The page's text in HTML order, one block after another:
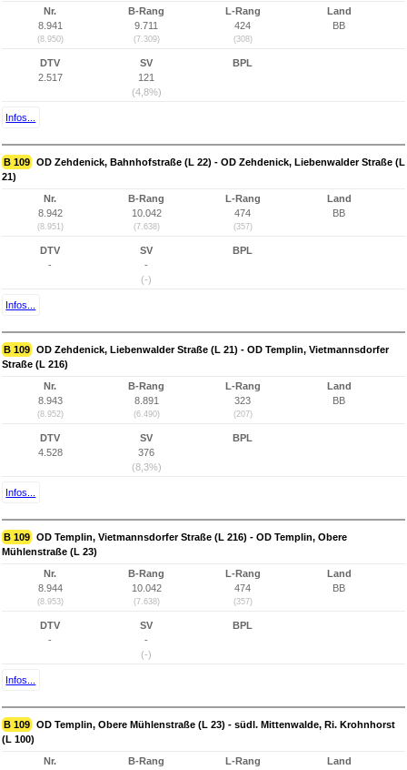
Nr.
8.941
(8.950)
B-Rang
9.711
(7.309)
L-Rang
424
(308)
Land
BB
DTV
2.517
SV
121
(4,8%)
BPL
Infos...
B 109 OD Zehdenick, Bahnhofstraße (L 22) - OD Zehdenick, Liebenwalder Straße (L
21)
Nr.
8.942
(8.951)
B-Rang
10.042
(7.638)
L-Rang
474
(357)
Land
BB
DTV
-
SV
-
(-)
BPL
Infos...
B 109 OD Zehdenick, Liebenwalder Straße (L 21) - OD Templin, Vietmannsdorfer
Straße (L 216)
Nr.
8.943
(8.952)
B-Rang
8.891
(6.490)
L-Rang
323
(207)
Land
BB
DTV
4.528
SV
376
(8,3%)
BPL
Infos...
B 109 OD Templin, Vietmannsdorfer Straße (L 216) - OD Templin, Obere
Mühlenstraße (L 23)
Nr.
8.944
(8.953)
B-Rang
10.042
(7.638)
L-Rang
474
(357)
Land
BB
DTV
-
SV
-
(-)
BPL
Infos...
B 109 OD Templin, Obere Mühlenstraße (L 23) - südl. Mittenwalde, Ri. Krohnhorst
(L 100)
Nr.
B-Rang
L-Rang
Land